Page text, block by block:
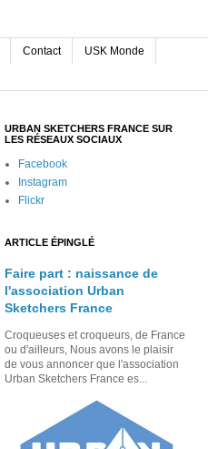
Contact USK Monde
URBAN SKETCHERS FRANCE SUR
LES RÉSEAUX SOCIAUX
Facebook
Instagram
Flickr
ARTICLE ÉPINGLÉ
Faire part : naissance de
l'association Urban
Sketchers France
Croqueuses et croqueurs, de France
ou d'ailleurs, Nous avons le plaisir
de vous annoncer que l'association
Urban Sketchers France es...